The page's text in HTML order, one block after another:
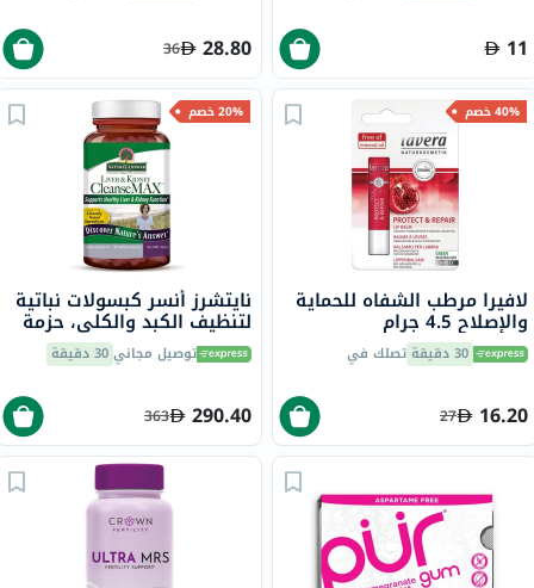
11
28.80
36
40% خصم
لافيرا مرطب الشفاه للحماية
والإصلاح 4.5 جرام
30 دقيقة تصلك في
16.20
27
20% خصم
نايتشرز أنسر كبسولات نباتية
لتنظيف الكبد والكلى، حزمة
من 60 توصيل مجاني30 دقيقة
290.40
363